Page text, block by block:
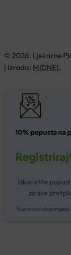
© 2026. Ljekarne
| Izrada: MIDNEL
10% popusta na
Iskoristite popust
za sve
*kupon kod nije